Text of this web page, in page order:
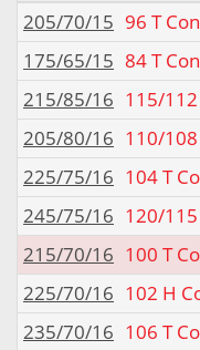
205/70/15 96 T
175/65/15 84 T
215/85/16 115/
205/80/16 110/
225/75/16 104 T
245/75/16 120/
215/70/16 100 T
225/70/16 102 H
235/70/16 106 T